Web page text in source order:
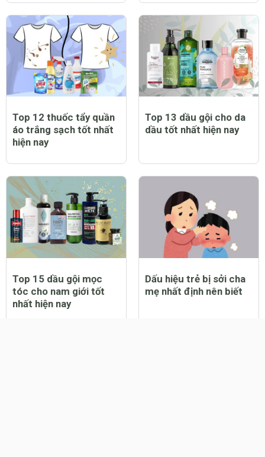
Top 12 thuốc tẩy quần
áo trắng sạch tốt nhất
hiện nay
Top 13 dầu gội cho da
dầu tốt nhất hiện nay
Top 15 dầu gội mọc
tóc cho nam giới tốt
nhất hiện nay
Dấu hiệu trẻ bị sởi cha
mẹ nhất định nên biết